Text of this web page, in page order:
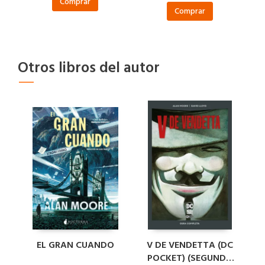
Comprar
Otros libros del autor
EL GRAN CUANDO
V DE VENDETTA (DC
POCKET) (SEGUNDA